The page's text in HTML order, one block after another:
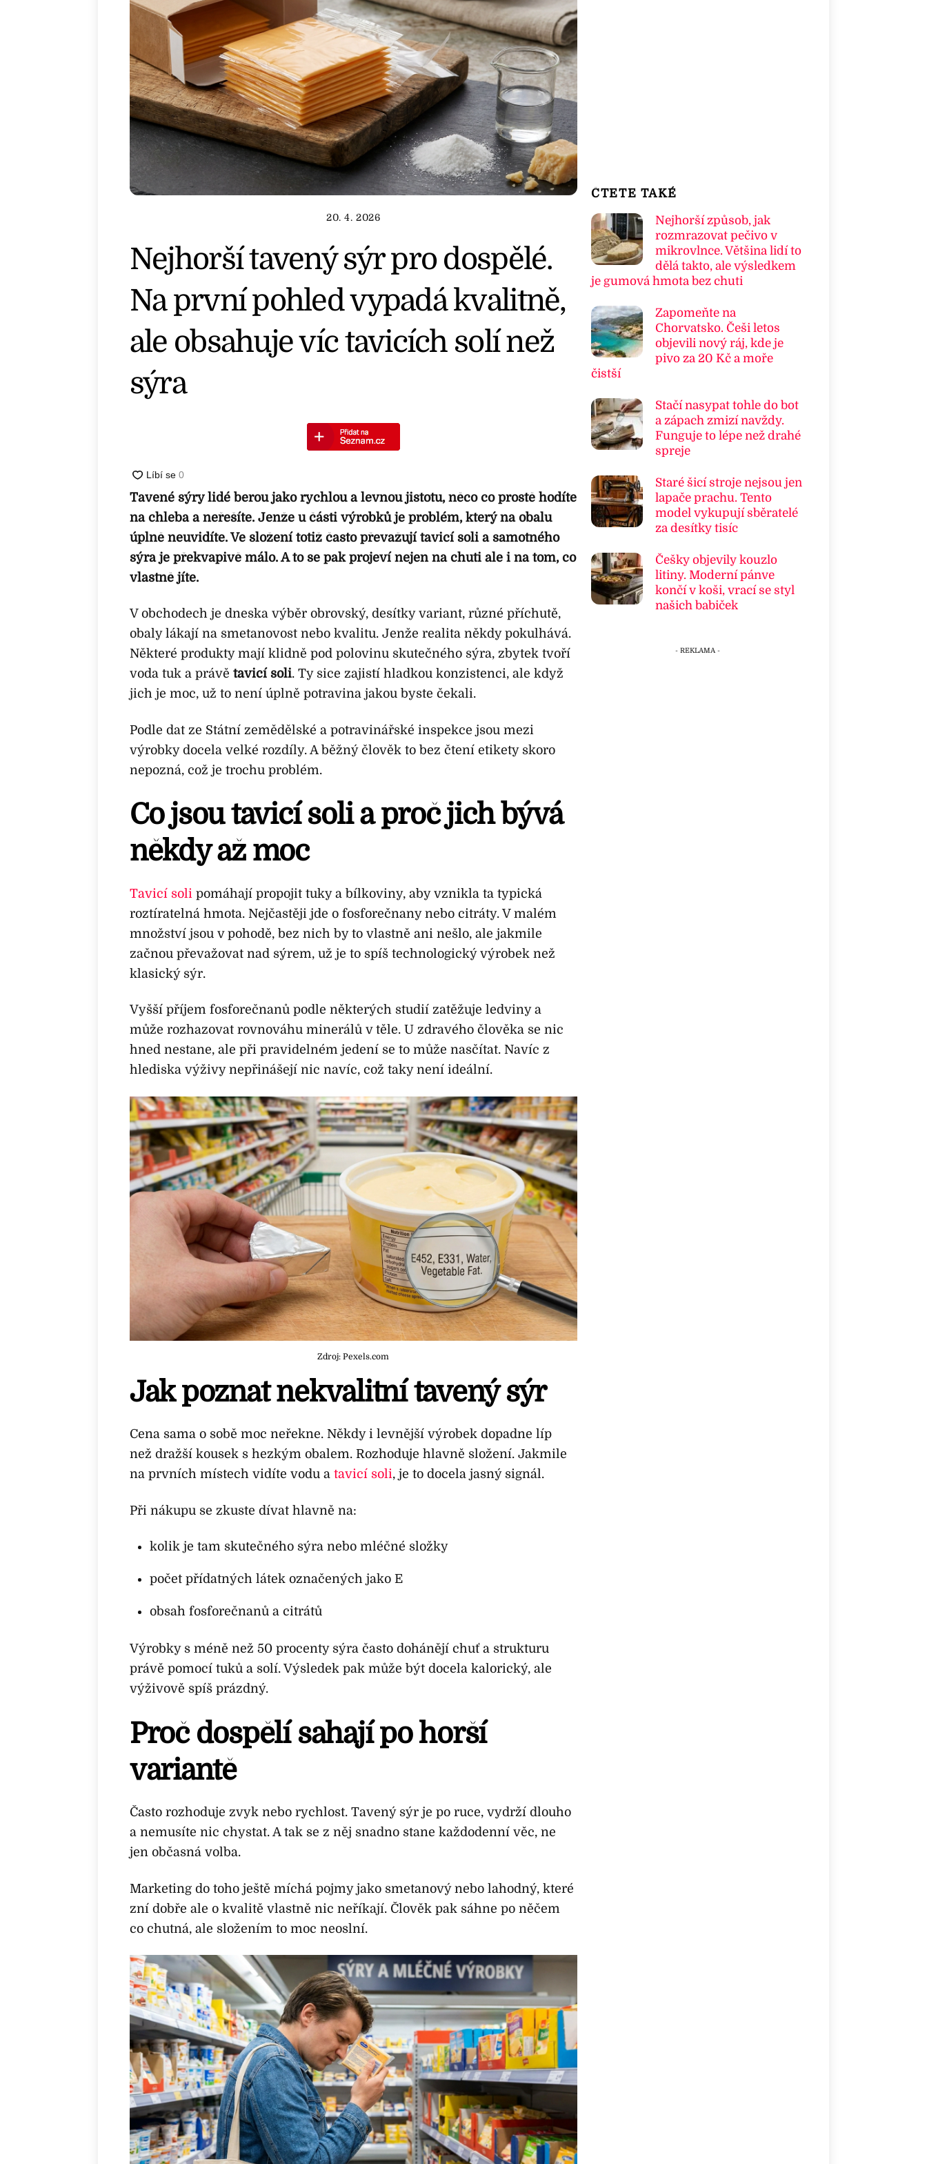
20. 4. 2026
Nejhorší tavený sýr pro dospělé.
Na první pohled vypadá kvalitně,
ale obsahuje víc tavicích solí než
sýra
Tavené sýry lidé berou jako rychlou a levnou jistotu, něco co prostě hodíte
na chleba a neřešíte. Jenže u části výrobků je problém, který na obalu
úplně neuvidíte. Ve složení totiž často převažují tavicí soli a samotného
sýra je překvapivě málo. A to se pak projeví nejen na chuti ale i na tom, co
vlastně jíte.
V obchodech je dneska výběr obrovský, desítky variant, různé příchutě,
obaly lákají na smetanovost nebo kvalitu. Jenže realita někdy pokulhává.
Některé produkty mají klidně pod polovinu skutečného sýra, zbytek tvoří
voda tuk a právě tavicí soli. Ty sice zajistí hladkou konzistenci, ale když
jich je moc, už to není úplně potravina jakou byste čekali.
Podle dat ze Státní zemědělské a potravinářské inspekce jsou mezi
výrobky docela velké rozdíly. A běžný člověk to bez čtení etikety skoro
nepozná, což je trochu problém.
Co jsou tavicí soli a proč jich bývá
někdy až moc
Tavicí soli pomáhají propojit tuky a bílkoviny, aby vznikla ta typická
roztíratelná hmota. Nejčastěji jde o fosforečnany nebo citráty. V malém
množství jsou v pohodě, bez nich by to vlastně ani nešlo, ale jakmile
začnou převažovat nad sýrem, už je to spíš technologický výrobek než
klasický sýr.
Vyšší příjem fosforečnanů podle některých studií zatěžuje ledviny a
může rozhazovat rovnováhu minerálů v těle. U zdravého člověka se nic
hned nestane, ale při pravidelném jedení se to může nasčítat. Navíc z
hlediska výživy nepřinášejí nic navíc, což taky není ideální.
Zdroj: Pexels.com
Jak poznat nekvalitní tavený sýr
Cena sama o sobě moc neřekne. Někdy i levnější výrobek dopadne líp
než dražší kousek s hezkým obalem. Rozhoduje hlavně složení. Jakmile
na prvních místech vidíte vodu a tavicí soli, je to docela jasný signál.
Při nákupu se zkuste dívat hlavně na:
kolik je tam skutečného sýra nebo mléčné složky
počet přídatných látek označených jako E
obsah fosforečnanů a citrátů
Výrobky s méně než 50 procenty sýra často dohánějí chuť a strukturu
právě pomocí tuků a solí. Výsledek pak může být docela kalorický, ale
výživově spíš prázdný.
Proč dospělí sahají po horší
variantě
Často rozhoduje zvyk nebo rychlost. Tavený sýr je po ruce, vydrží dlouho
a nemusíte nic chystat. A tak se z něj snadno stane každodenní věc, ne
jen občasná volba.
Marketing do toho ještě míchá pojmy jako smetanový nebo lahodný, které
zní dobře ale o kvalitě vlastně nic neříkají. Člověk pak sáhne po něčem
co chutná, ale složením to moc neoslní.
ČTETE TAKÉ
Nejhorší způsob, jak
rozmrazovat pečivo v
mikrovlnce. Většina lidí to
dělá takto, ale výsledkem
je gumová hmota bez chuti
Zapomeňte na
Chorvatsko. Češi letos
objevili nový ráj, kde je
pivo za 20 Kč a moře
čistší
Stačí nasypat tohle do bot
a zápach zmizí navždy.
Funguje to lépe než drahé
spreje
Staré šicí stroje nejsou jen
lapače prachu. Tento
model vykupují sběratelé
za desítky tisíc
Češky objevily kouzlo
litiny. Moderní pánve
končí v koši, vrací se styl
našich babiček